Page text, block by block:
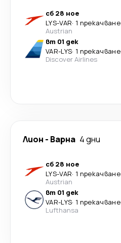
сб 28 ное
LYS-VAR· 1 прекачване
Austrian
вт 01 дек
VAR-LYS· 1 прекачване
Discover Airlines
Лион - Варна 4 дни
сб 28 ное
LYS-VAR· 1 прекачване
Austrian
вт 01 дек
VAR-LYS· 1 прекачване
Lufthansa